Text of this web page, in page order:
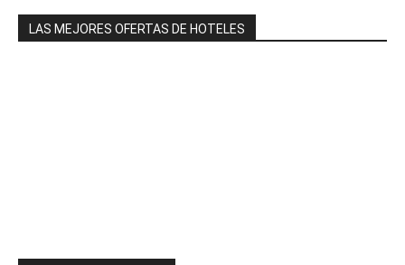
LAS MEJORES OFERTAS DE HOTELES